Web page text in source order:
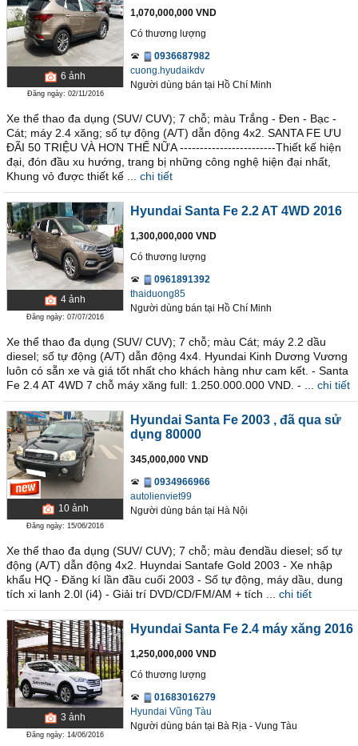
6 ảnh
Đăng ngày: 02/11/2016
1,070,000,000 VND
Có thương lượng
0936687982
cuong.hyudaikdv
Người dùng bán tại Hồ Chí Minh
Xe thể thao đa dụng (SUV/ CUV); 7 chỗ; màu Trắng - Đen - Bạc -
Cát; máy 2.4 xăng; số tự động (A/T) dẫn động 4x2. SANTA FE ƯU
ĐÃI 50 TRIỆU VÀ HƠN THẾ NỮA ------------------------​ Thiết kế hiện
đại, đón đầu xu hướng, trang bị những công nghệ hiện đại nhất,
Khung vỏ được thiết kế ...
chi tiết
4 ảnh
Đăng ngày: 07/07/2016
Hyundai Santa Fe 2.2 AT 4WD 2016
1,300,000,000 VND
Có thương lượng
0961891392
thaiduong85
Người dùng bán tại Hồ Chí Minh
Xe thể thao đa dụng (SUV/ CUV); 7 chỗ; màu Cát; máy 2.2 dầu
diesel; số tự động (A/T) dẫn động 4x4. Hyundai Kinh Dương Vương
luôn có sẵn xe và giá tốt nhất cho khách hàng như cam kết. - Santa
Fe 2.4 AT 4WD 7 chỗ máy xăng full: 1.250.000.000 VND. - ...
chi tiết
10ảnh
Đăng ngày: 15/06/2016
Hyundai Santa Fe 2003 , đã qua sử
dụng 80000
345,000,000 VND
0934966966
autolienviet99
Người dùng bán tại Hà Nội
Xe thể thao đa dụng (SUV/ CUV); 7 chỗ; màu đendầu diesel; số tự
động (A/T) dẫn động 4x2. Huyndai Santafe Gold 2003 - Xe nhập
khẩu HQ - Đăng kí lần đầu cuối 2003 - Số tự động, máy dầu, dung
tích xi lanh 2.0l (i4) - Giải trí DVD/CD/FM/AM + tích ...
chi tiết
3 ảnh
Đăng ngày: 14/06/2016
Hyundai Santa Fe 2.4 máy xăng 2016
1,250,000,000 VND
Có thương lượng
01683016279
Hyundai Vũng Tàu
Người dùng bán tại Bà Rịa - Vung Tàu